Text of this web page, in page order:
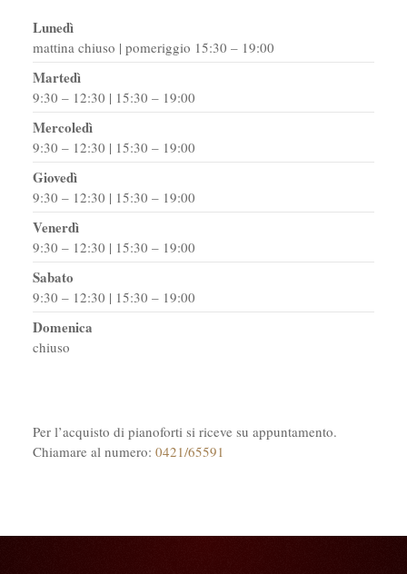
Lunedì
mattina chiuso | pomeriggio 15:30 – 19:00
Martedì
9:30 – 12:30 | 15:30 – 19:00
Mercoledì
9:30 – 12:30 | 15:30 – 19:00
Giovedì
9:30 – 12:30 | 15:30 – 19:00
Venerdì
9:30 – 12:30 | 15:30 – 19:00
Sabato
9:30 – 12:30 | 15:30 – 19:00
Domenica
chiuso
Per l’acquisto di pianoforti si riceve su appuntamento.
Chiamare al numero: 0421/65591